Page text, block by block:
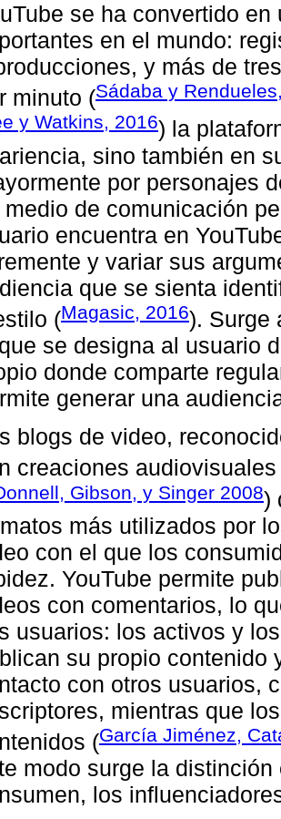
se ha convertido
en el mundo:
y más de
minuto (Sádaba y
y Watkins, 2016) la
sino también en
por personajes
medio de comunicación
encuentra en
y variar sus
que se sienta
(Magasic, 2016). Surge
se designa al usuario
donde comparte
generar una
blogs de video,
creaciones
Gibson, y Singer 2008)
más utilizados por
con el que los
YouTube permite
con comentarios, lo
usuarios: los activos y
su propio contenido
con otros usuarios,
mientras que
(García Jiménez,
modo surge la
los